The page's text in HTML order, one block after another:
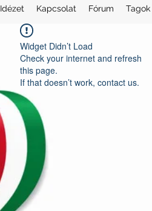
Idézet Kapcsolat Fórum Tagok
Widget Didn’t Load
Check your internet and refresh
this page.
If that doesn’t work, contact us.